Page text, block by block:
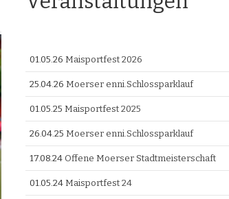
01.05.26Maisportfest 2026
25.04.26Moerser enni.Schlossparklauf
01.05.25Maisportfest 2025
26.04.25Moerser enni.Schlossparklauf
17.08.24 Offene Moerser Stadtmeisterschaft
01.05.24Maisportfest 24